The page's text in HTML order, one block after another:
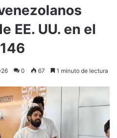
EE. UU. en el
0 67 1 minuto de lectura